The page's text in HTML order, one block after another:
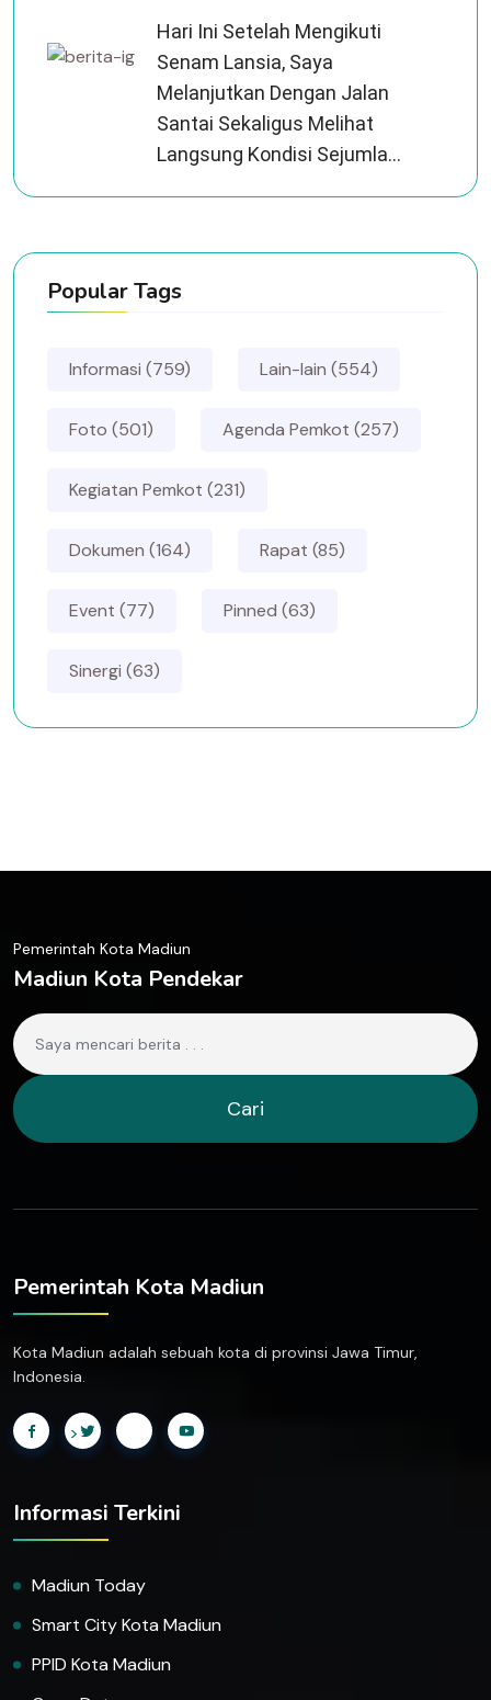
Hari Ini Setelah Mengikuti
Senam Lansia, Saya
Melanjutkan Dengan Jalan
Santai Sekaligus Melihat
Langsung Kondisi Sejumla...
Popular Tags
Informasi (759) Lain-lain (554)
Foto (501) Agenda Pemkot (257)
Kegiatan Pemkot (231)
Dokumen (164) Rapat (85)
Event (77) Pinned (63)
Sinergi (63)
Pemerintah Kota Madiun
Madiun Kota Pendekar
Cari
Pemerintah Kota Madiun
Kota Madiun adalah sebuah kota di provinsi Jawa Timur,
Indonesia.
>
Informasi Terkini
Madiun Today
Smart City Kota Madiun
PPID Kota Madiun